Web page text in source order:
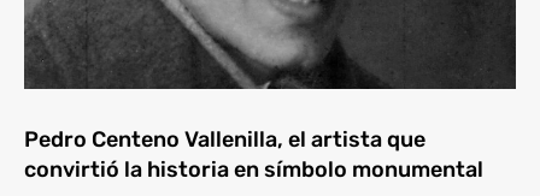
Pedro Centeno Vallenilla, el artista que
convirtió la historia en símbolo monumental